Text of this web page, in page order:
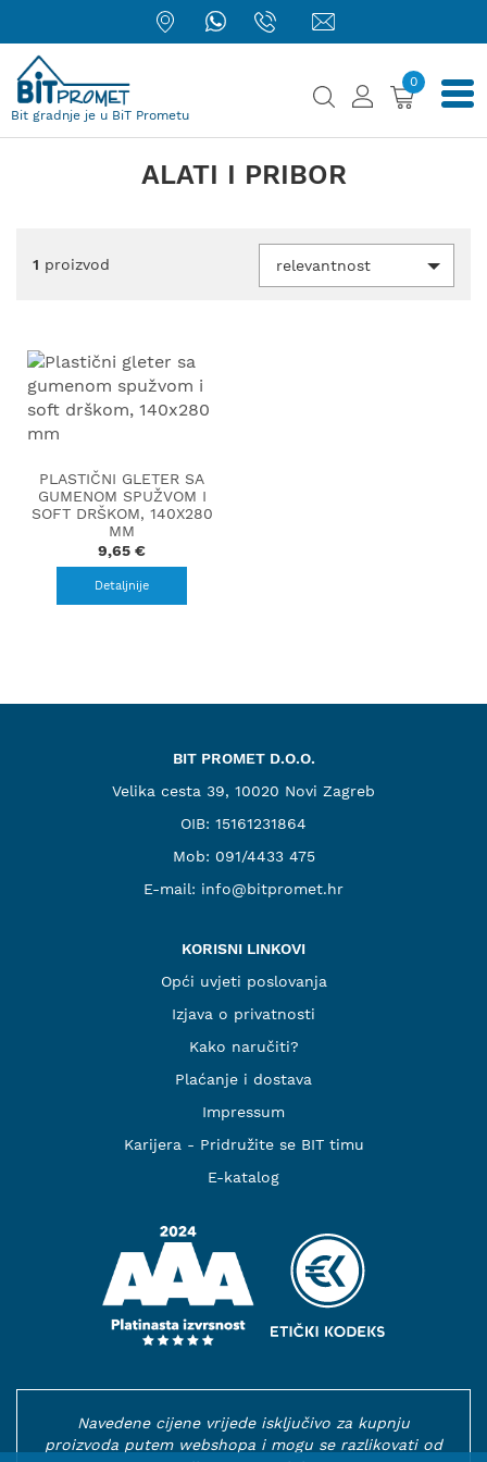
Bit gradnje je u BiT Prometu
0
ALATI I PRIBOR
1 proizvod relevantnost
PLASTIČNI GLETER SA
GUMENOM SPUŽVOM I
SOFT DRŠKOM, 140X280
MM
9,65 €
Detaljnije
BIT PROMET D.O.O.
Velika cesta 39, 10020 Novi Zagreb
OIB: 15161231864
Mob: 091/4433 475
E-mail: info@bitpromet.hr
KORISNI LINKOVI
Opći uvjeti poslovanja
Izjava o privatnosti
Kako naručiti?
Plaćanje i dostava
Impressum
Karijera - Pridružite se BIT timu
E-katalog
Navedene cijene vrijede isključivo za kupnju
proizvoda putem webshopa i mogu se razlikovati od